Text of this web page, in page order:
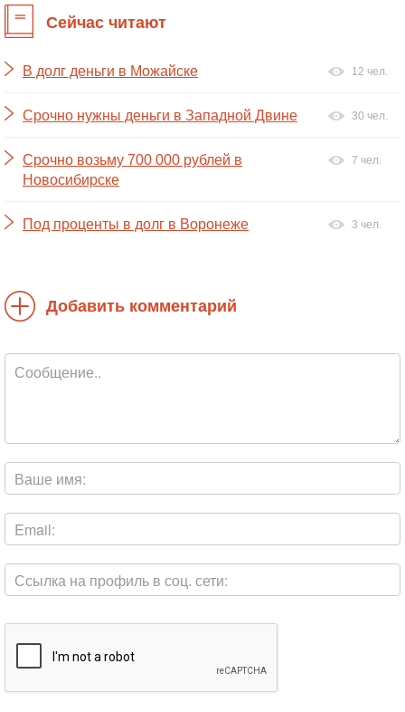
Сейчас читают
В долг деньги в Можайске 12 чел.
Срочно нужны деньги в Западной Двине 30 чел.
Срочно возьму 700 000 рублей в
Новосибирске
7 чел.
Под проценты в долг в Воронеже 3 чел.
Добавить комментарий